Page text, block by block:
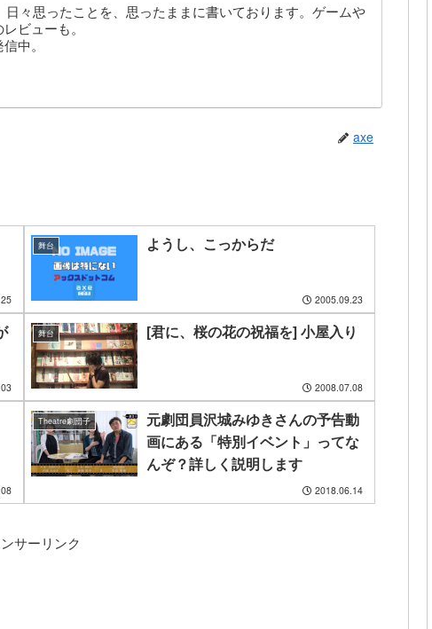
々思ったことを、思ったままに書いております。ゲームや
ビューも。
中。
axe
舞台 ようし、こっからだ
2005.09.23
舞台 [君に、桜の花の祝福を] 小屋入り
2008.07.08
Theatre劇団子
元劇団員沢城みゆきさんの予告動
画にある「特別イベント」ってな
んぞ？詳しく説明します
2018.06.14
サーリンク